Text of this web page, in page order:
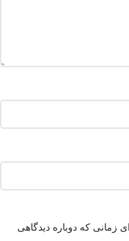
زمانی که دوباره دیدگاهی